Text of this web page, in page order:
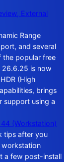
External
Range
and several
the popular free
is now
(High
brings
support using a
(Workstation)
tips after you
workstation
a few post-install